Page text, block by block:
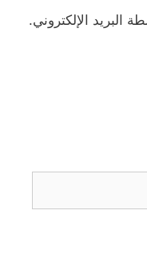
البريد الإلكتروني.